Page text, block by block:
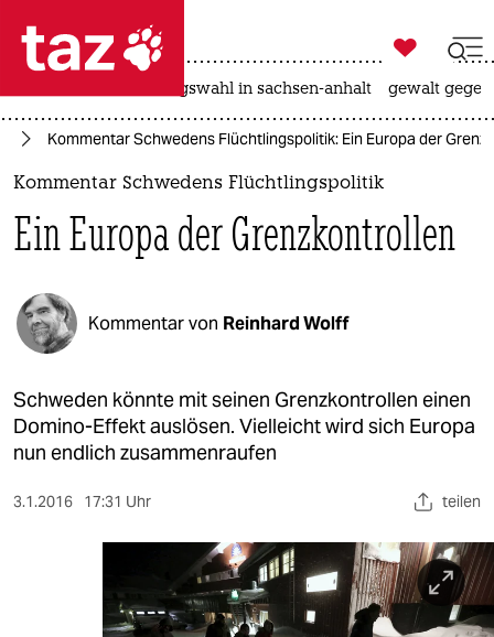
 taz zahl ich
taz zahl ich
politik
öko
gesellschaft
kultur
sport
berlin

taz zahl ich
landtagswahl in sachsen-anhalt gewalt
Kommentar Schwedens Flüchtlingspolitik: Ein Europa der
Kommentar Schwedens Flüchtlingspolitik
Ein Europa der Grenzkontrollen
Kommentar von Reinhard Wolff
Schweden könnte mit seinen Grenzkontrollen einen
Domino-Effekt auslösen. Vielleicht wird sich Europa
nun endlich zusammenraufen
3.1.2016 17:31 Uhr teilen